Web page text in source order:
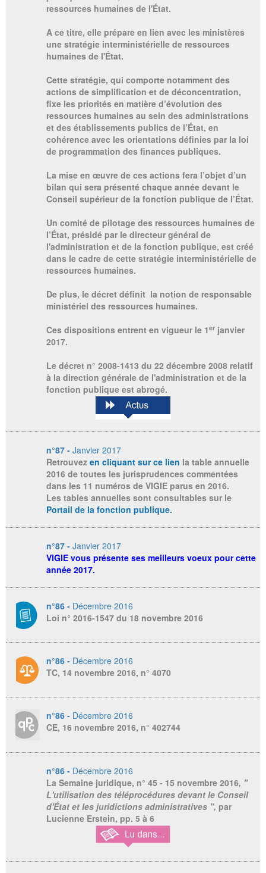
ressources humaines de l'État.
A ce titre, elle prépare en lien avec les ministères
une stratégie interministérielle de ressources
humaines de l'État.
Cette stratégie, qui comporte notamment des
actions de simplification et de déconcentration,
fixe les priorités en matière d’évolution des
ressources humaines au sein des administrations
et des établissements publics de l’État, en
cohérence avec les orientations définies par la loi
de programmation des finances publiques.
La mise en œuvre de ces actions fera l’objet d’un
bilan qui sera présenté chaque année devant le
Conseil supérieur de la fonction publique de l’État.
Un comité de pilotage des ressources humaines de
l’État, présidé par le directeur général de
l'administration et de la fonction publique, est créé
dans le cadre de cette stratégie interministérielle de
ressources humaines.
De plus, le décret définit la notion de responsable
ministériel des ressources humaines.
Ces dispositions entrent en vigueur le 1erjanvier
2017.
Le décret n° 2008-1413 du 22 décembre 2008 relatif
à la direction générale de l'administration et de la
fonction publique est abrogé.
n°87 - Janvier 2017
Retrouvez en cliquant sur ce lien la table annuelle
2016 de toutes les jurisprudences commentées
dans les 11 numéros de VIGIE parus en 2016.
Les tables annuelles sont consultables sur le
Portail de la fonction publique.
n°87 - Janvier 2017
VIGIE vous présente ses meilleurs voeux pour cette
année 2017.
n°86 - Décembre 2016
Loi n° 2016-1547 du 18 novembre 2016
n°86 - Décembre 2016
TC, 14 novembre 2016, n° 4070
n°86 - Décembre 2016
CE, 16 novembre 2016, n° 402744
n°86 - Décembre 2016
La Semaine juridique, n° 45 - 15 novembre 2016, "
L'utilisation des téléprocédures devant le Conseil
d'État et les juridictions administratives ", par
Lucienne Erstein, pp. 5 à 6